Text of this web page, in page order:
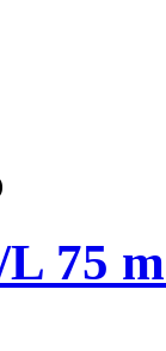
75